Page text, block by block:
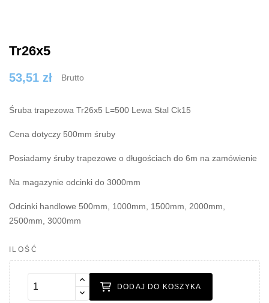
Tr26x5
53,51 zł Brutto
Śruba trapezowa Tr26x5 L=500 Lewa Stal Ck15
Cena dotyczy 500mm śruby
Posiadamy śruby trapezowe o długościach do 6m na zamówienie
Na magazynie odcinki do 3000mm
Odcinki handlowe 500mm, 1000mm, 1500mm, 2000mm,
2500mm, 3000mm
ILOŚĆ
DODAJ DO KOSZYKA